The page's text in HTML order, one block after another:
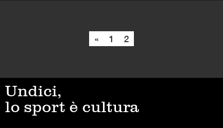
« 1 2
Undici,
lo sport è cultura